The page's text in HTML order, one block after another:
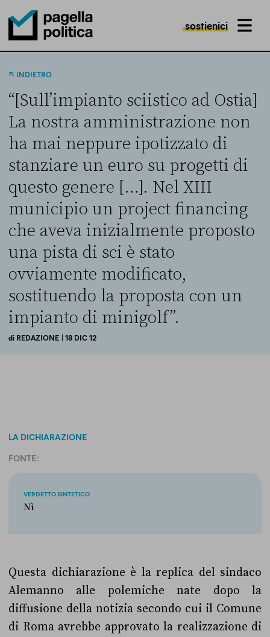
Pagella Politica Logo
sostienici MENU
INDIETRO
“[Sull’impianto sciistico ad Ostia]
La nostra amministrazione non
ha mai neppure ipotizzato di
stanziare un euro su progetti di
questo genere […]. Nel XIII
municipio un project financing
che aveva inizialmente proposto
una pista di sci è stato
ovviamente modificato,
sostituendo la proposta con un
impianto di minigolf”.
di REDAZIONE | 18 DIC 12
LA DICHIARAZIONE
FONTE:
VERDETTO SINTETICO
Nì
Questa dichiarazione è la replica del sindaco
Alemanno alle polemiche nate dopo la
diffusione della notizia secondo cui il Comune
di Roma avrebbe approvato la realizzazione di